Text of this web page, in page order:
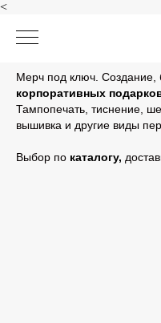
<
Мерч под ключ. Создание,
корпоративных
Тампопечать, тиснение,
вышивка и другие виды
Выбор по каталогу,